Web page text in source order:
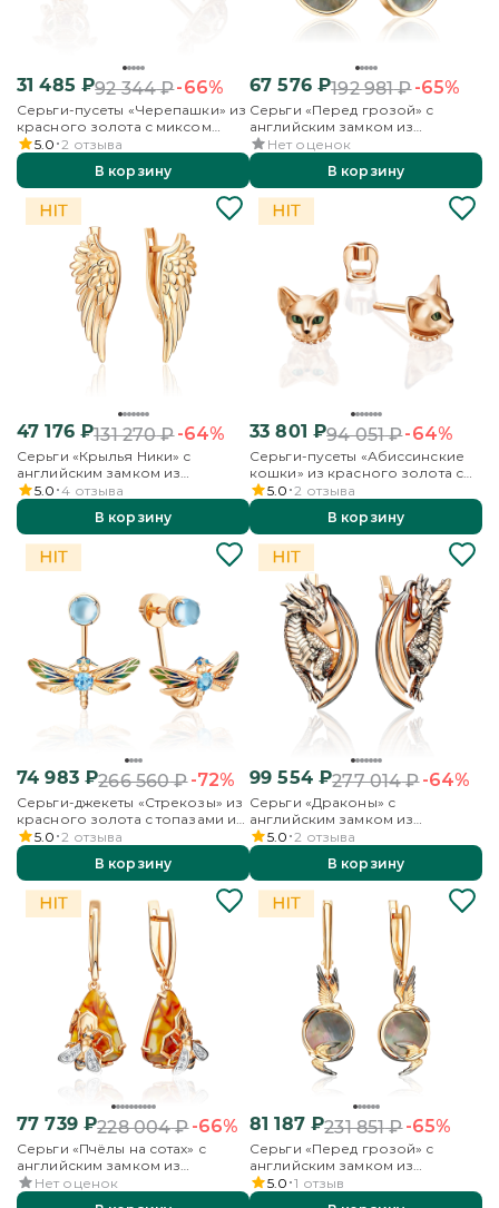
31 485 ₽92 344₽-66%
Серьги-пусеты «Черепашки» из
красного золота с миксом
камней
5.0 2 отзыва
В корзину
67 576₽192 981₽-65%
Серьги «Перед грозой» с
английским замком из
красного золота с
перламутром
Нет оценок
В корзину
47 176₽131 270₽-64%
Серьги «Крылья Ники» с
английским замком из
красного золота
5.0 4 отзыва
В корзину
33 801 ₽94 051₽-64%
Серьги-пусеты «Абиссинские
кошки» из красного золота с
эмалью
5.0 2 отзыва
В корзину
74 983₽266 560₽-72%
Серьги-джекеты «Стрекозы» из
красного золота с топазами и
эмалью
5.0 2 отзыва
В корзину
99 554₽277 014₽-64%
Серьги «Драконы» с
английским замком из
красного золота
5.0 2 отзыва
В корзину
77 739₽228 004₽-66%
Серьги «Пчёлы на сотах» с
английским замком из
красного золота с янтарём и
бесцветными топазами
Нет оценок
81 187₽231 851₽-65%
Серьги «Перед грозой» с
английским замком из
красного золота с
перламутром
5.0 1 отзыв